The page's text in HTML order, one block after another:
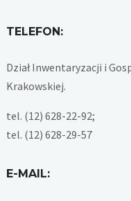
TELEFON:
Dział Inwentaryzacji i
Krakowskiej.
tel. (12) 628-22-92;
tel. (12) 628-29-57
E-MAIL: